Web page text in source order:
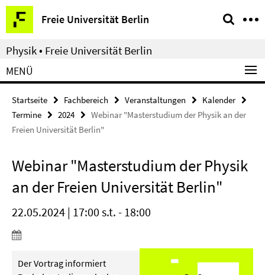
Springe
direkt
zu
Inhalt
Freie Universität Berlin
Service-
Navigation
Physik • Freie Universität Berlin
MENÜ
Startseite Fachbereich Veranstaltungen
Kalender
Termine
2024
Webinar "Masterstudium der Physik an der
Freien Universität Berlin"
Webinar "Masterstudium der Physik
an der Freien Universität Berlin"
22.05.2024 | 17:00 s.t. - 18:00
Der Vortrag informiert